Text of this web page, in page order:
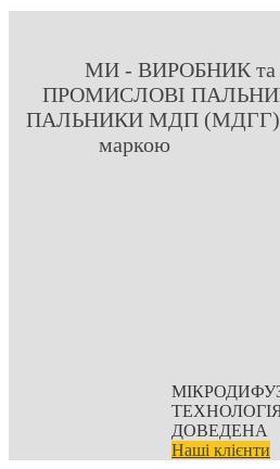
МИ - ВИРОБНИК
ПРОМИСЛОВІ
ПАЛЬНИКИ МДП (МДГГ)
маркою
ДОВЕДЕНА
Наші клієнти